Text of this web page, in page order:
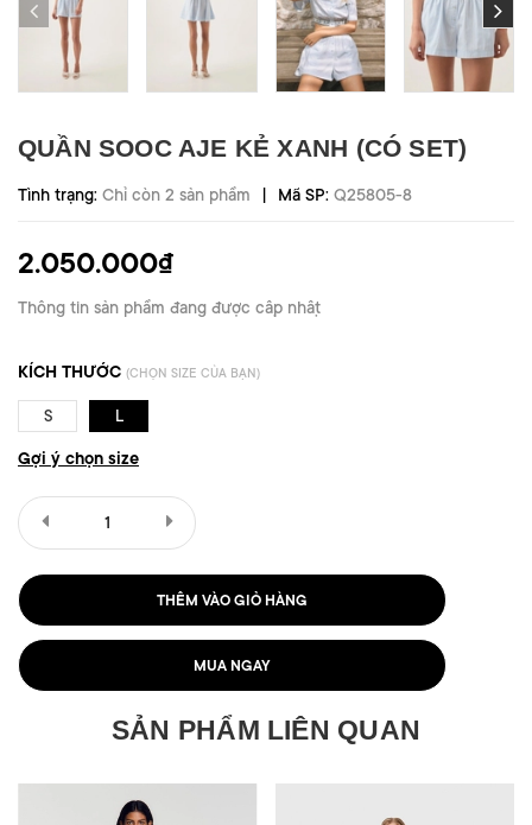
QUẦN SOOC AJE KẺ XANH (CÓ SET)
Tình trạng: Chỉ còn 2 sản phẩm | Mã SP: Q25805-8
2.050.000₫
Thông tin sản phẩm đang được cập nhật
KÍCH THƯỚC (CHỌN SIZE CỦA BẠN)
S L
Gợi ý chọn size
THÊM VÀO GIỎ HÀNG
MUA NGAY
SẢN PHẨM LIÊN QUAN